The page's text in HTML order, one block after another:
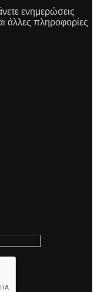
ενημερώσεις
άλλες πληροφορίες